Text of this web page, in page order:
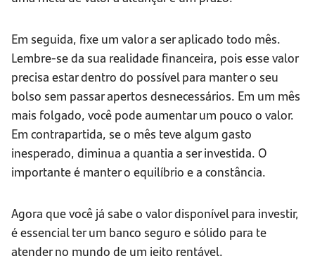
Em seguida, fixe um valor a ser aplicado todo mês.
Lembre-se da sua realidade financeira, pois esse valor
precisa estar dentro do possível para manter o seu
bolso sem passar apertos desnecessários. Em um mês
mais folgado, você pode aumentar um pouco o valor.
Em contrapartida, se o mês teve algum gasto
inesperado, diminua a quantia a ser investida. O
importante é manter o equilíbrio e a constância.
Agora que você já sabe o valor disponível para investir,
é essencial ter um banco seguro e sólido para te
atender no mundo de um jeito rentável.